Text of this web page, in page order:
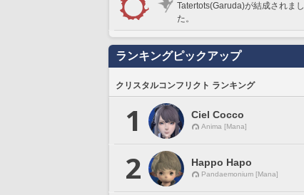
Tatertots(Garuda)が結成されまし
た。
ランキングピックアップ
クリスタルコンフリクト ランキング
1 Ciel Cocco
Anima [Mana]
2 Happo Hapo
Pandaemonium [Mana]